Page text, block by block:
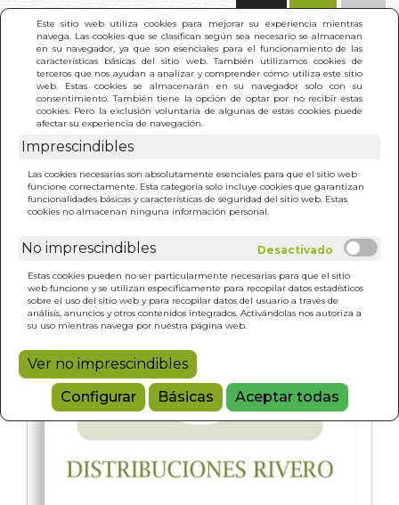
Este sitio web utiliza cookies para mejorar su experiencia mientras
navega. Las cookies que se clasifican según sea necesario se almacenan
en su navegador, ya que son esenciales para el funcionamiento de las
características básicas del sitio web. También utilizamos cookies de
terceros que nos ayudan a analizar y comprender cómo utiliza este sitio
web. Estas cookies se almacenarán en su navegador solo con su
consentimiento. También tiene la opción de optar por no recibir estas
cookies. Pero la exclusión voluntaria de algunas de estas cookies puede
afectar su experiencia de navegación.
Imprescindibles
Las cookies necesarias son absolutamente esenciales para que el sitio web
funcione correctamente. Esta categoría solo incluye cookies que garantizan
funcionalidades básicas y características de seguridad del sitio web. Estas
cookies no almacenan ninguna información personal.
No imprescindibles
Estas cookies pueden no ser particularmente necesarias para que el sitio
web funcione y se utilizan específicamente para recopilar datos estadísticos
sobre el uso del sitio web y para recopilar datos del usuario a través de
análisis, anuncios y otros contenidos integrados. Activándolas nos autoriza a
su uso mientras navega por nuestra página web.
Ver no imprescindibles
Configurar
Básicas Aceptar todas
INICIO > AMOR NO CONDENA. EL